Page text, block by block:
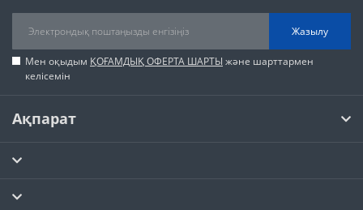
Жазылу
Мен оқыдым ҚОҒАМДЫҚ ОФЕРТА ШАРТЫ және шарттармен
келісемін
Ақпарат